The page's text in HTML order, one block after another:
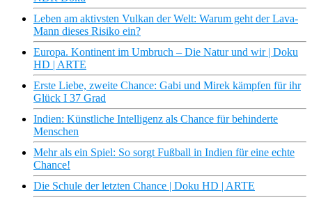
Leben am aktivsten Vulkan der Welt: Warum geht der Lava-
Mann dieses Risiko ein?
Europa. Kontinent im Umbruch – Die Natur und wir | Doku
HD | ARTE
Erste Liebe, zweite Chance: Gabi und Mirek kämpfen für ihr
Glück I 37 Grad
Indien: Künstliche Intelligenz als Chance für behinderte
Menschen
Mehr als ein Spiel: So sorgt Fußball in Indien für eine echte
Chance!
Die Schule der letzten Chance | Doku HD | ARTE